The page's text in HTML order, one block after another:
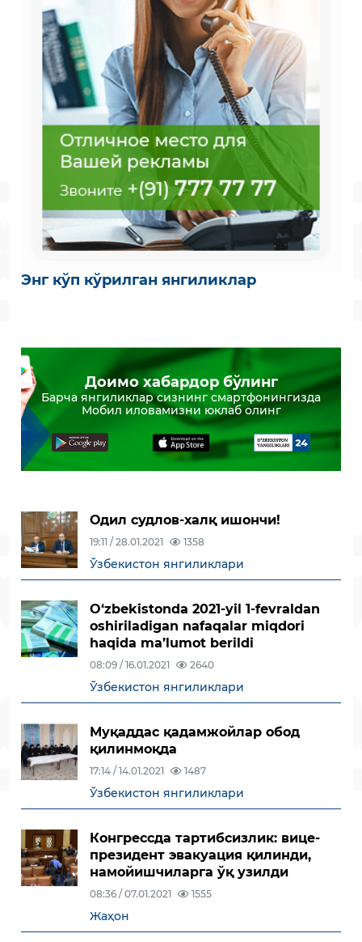
Энг кўп кўрилган янгиликлар
Доимо хабардор бўлинг
Барча янгиликлар сизнинг смартфонингизда
Мобил иловамизни юклаб олинг
Ўзбекистон янгиликлари
19:11 / 28.01.2021 1358
Одил судлов-халқ ишончи!
Ўзбекистон янгиликлари
08:09 / 16.01.2021 2640
O‘zbekistonda 2021-yil 1-fevraldan
oshiriladigan nafaqalar miqdori
haqida ma’lumot berildi
Ўзбекистон янгиликлари
17:14 / 14.01.2021 1487
Муқаддас қадамжойлар обод
қилинмоқда
Жаҳон
08:36 / 07.01.2021 1555
Конгрессда тартибсизлик: вице-
президент эвакуация қилинди,
намойишчиларга ўқ узилди